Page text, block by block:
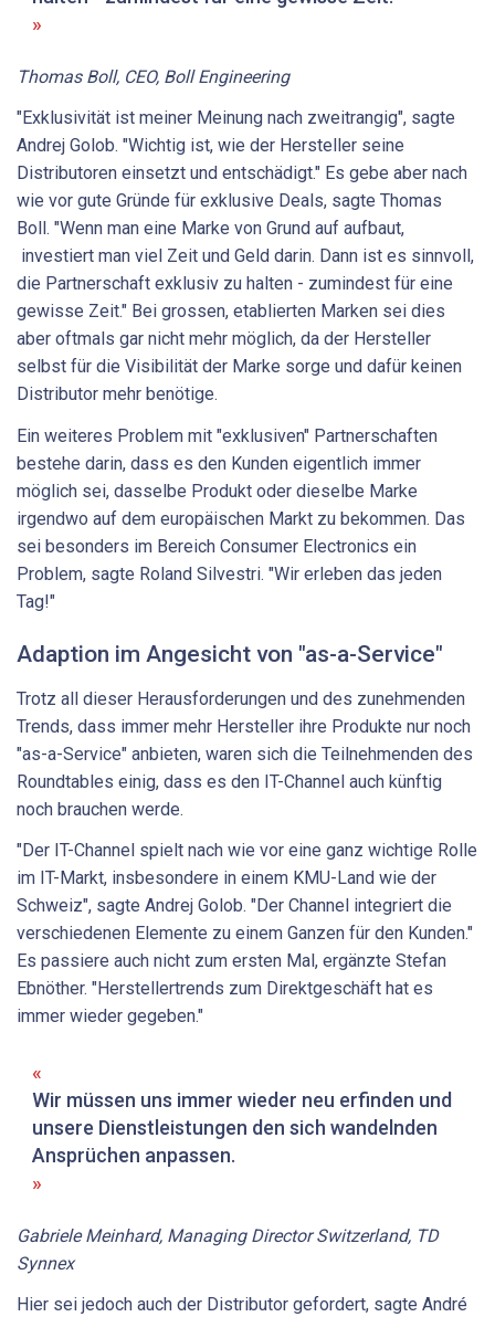
Thomas Boll, CEO, Boll Engineering
"Exklusivität ist meiner Meinung nach zweitrangig", sagte
Andrej Golob. "Wichtig ist, wie der Hersteller seine
Distributoren einsetzt und entschädigt." Es gebe aber nach
wie vor gute Gründe für exklusive Deals, sagte Thomas
Boll. "Wenn man eine Marke von Grund auf aufbaut,
investiert man viel Zeit und Geld darin. Dann ist es sinnvoll,
die Partnerschaft exklusiv zu halten - zumindest für eine
gewisse Zeit." Bei grossen, etablierten Marken sei dies
aber oftmals gar nicht mehr möglich, da der Hersteller
selbst für die Visibilität der Marke sorge und dafür keinen
Distributor mehr benötige.
Ein weiteres Problem mit "exklusiven" Partnerschaften
bestehe darin, dass es den Kunden eigentlich immer
möglich sei, dasselbe Produkt oder dieselbe Marke
irgendwo auf dem europäischen Markt zu bekommen. Das
sei besonders im Bereich Consumer Electronics ein
Problem, sagte Roland Silvestri. "Wir erleben das jeden
Tag!"
Adaption im Angesicht von "as-a-Service"
Trotz all dieser Herausforderungen und des zunehmenden
Trends, dass immer mehr Hersteller ihre Produkte nur noch
"as-a-Service" anbieten, waren sich die Teilnehmenden des
Roundtables einig, dass es den IT-Channel auch künftig
noch brauchen werde.
"Der IT-Channel spielt nach wie vor eine ganz wichtige Rolle
im IT-Markt, insbesondere in einem KMU-Land wie der
Schweiz", sagte Andrej Golob. "Der Channel integriert die
verschiedenen Elemente zu einem Ganzen für den Kunden."
Es passiere auch nicht zum ersten Mal, ergänzte Stefan
Ebnöther. "Herstellertrends zum Direktgeschäft hat es
immer wieder gegeben."
Wir müssen uns immer wieder neu erfinden und
unsere ­Dienstleistungen den sich ­wandelnden
Ansprüchen ­anpassen.
Gabriele Meinhard, Managing ­Director Switzerland, TD
Synnex
Hier sei jedoch auch der Distributor gefordert, sagte André